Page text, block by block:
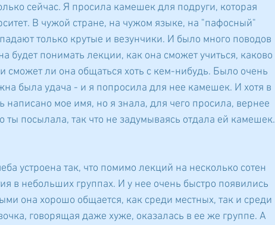
сейчас. Я просила камешек для подруги, которая
В чужой стране, на чужом языке, на "пафосный"
только крутые и везунчики. И было много поводов
будет понимать лекции, как она сможет учиться, каково
сможет ли она общаться хоть с кем-нибудь. Было очень
была удача - и я попросила для нее камешек. И хотя в
написано мое имя, но я знала, для чего просила, вернее
ты посылала, так что не задумываясь отдала ей камешек.
устроена так, что помимо лекций на несколько сотен
в небольших группах. И у нее очень быстро появились
она хорошо общается, как среди местных, так и среди
говорящая даже хуже, оказалась в ее же группе. А